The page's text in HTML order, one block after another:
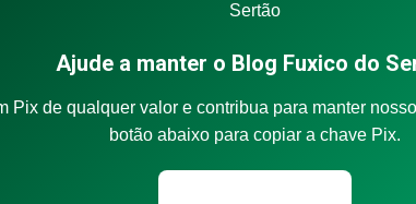
Ajude a manter o Blog Fuxico do
Pix de qualquer valor e contribua para manter
botão abaixo para copiar a chave Pix.